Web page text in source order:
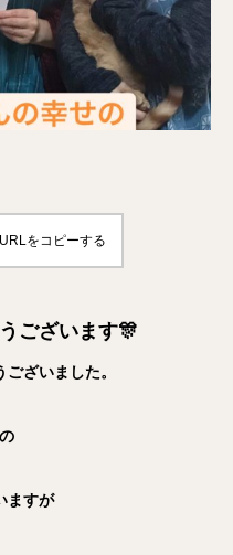
をコピーする
ございます🎊
ざいました。
ますが